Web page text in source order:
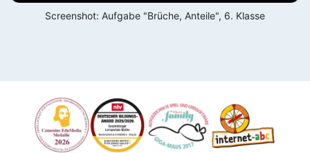
Screenshot: Aufgabe "Brüche, Anteile", 6. Klasse